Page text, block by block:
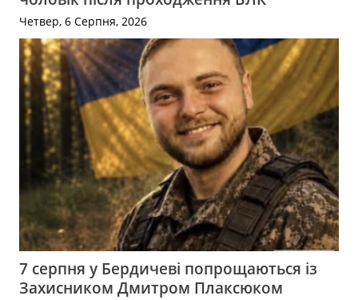
Четвер, 6 Серпня, 2026
7 серпня у Бердичеві попрощаються із
Захисником Дмитром Плаксюком